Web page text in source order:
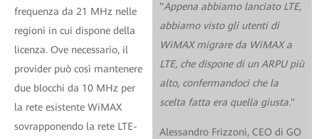
"Appena abbiamo lanciato LTE,
abbiamo visto gli utenti di
WiMAX migrare da WiMAX a
LTE, che dispone di un ARPU più
alto, confermandoci che la
scelta fatta era quella giusta."
Alessandro Frizzoni, CEO di GO
frequenza da 21 MHz nelle
regioni in cui dispone della
licenza. Ove necessario, il
provider può così mantenere
due blocchi da 10 MHz per
la rete esistente WiMAX
sovrapponendo la rete LTE-